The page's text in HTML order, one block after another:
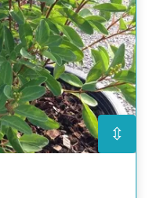
⇳